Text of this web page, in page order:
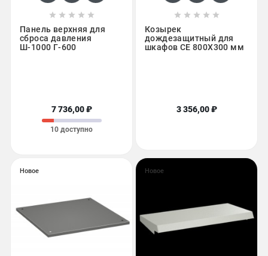
    
Панель верхняя для
сброса давления
Ш-1000 Г-600
7 736,00 ₽
10 доступно
    
Козырек
дождезащитный для
шкафов CE 800X300 мм
3 356,00 ₽
Новое Новое